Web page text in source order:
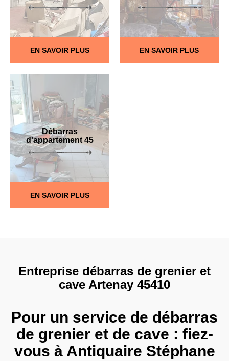
EN SAVOIR PLUS EN SAVOIR PLUS
Débarras
d'appartement 45
EN SAVOIR PLUS
Entreprise débarras de grenier et
cave Artenay 45410
Pour un service de débarras
de grenier et de cave : fiez-
vous à Antiquaire Stéphane